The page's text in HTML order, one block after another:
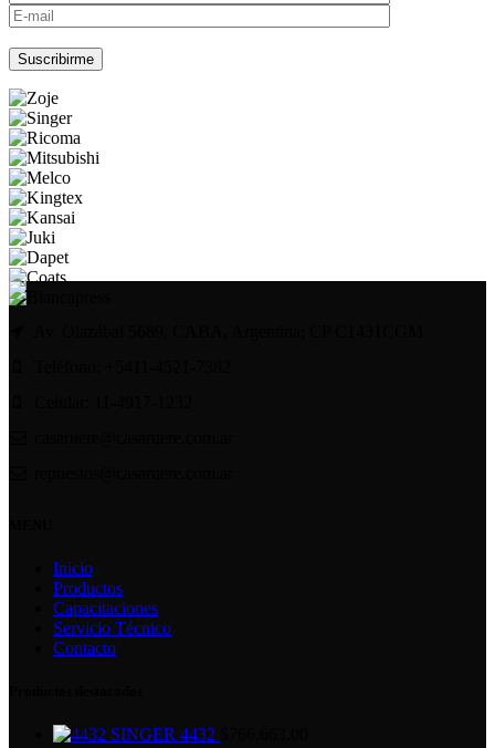
Inicio
Productos
Capacitaciones
Servicio Técnico
Contacto
SINGER 4432